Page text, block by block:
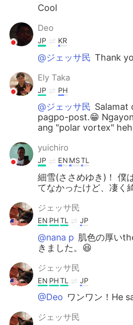
Cool
Deo
JP KR
@ジェッサ民 Thank
Ely Taka
JP PH
@ジェッサ民 Salamat
pagpo-post.😁
ang "polar vortex"
yuichiro
JP EN MSTL
細雪(ささめゆき)！ 僕
てなかったけど、凄く
ジェッサ民
EN PHTL JP
@nana p 肌色の厚い
きました。😆
ジェッサ民
EN PHTL JP
@Deo ワンワン！He
ジェッサ民